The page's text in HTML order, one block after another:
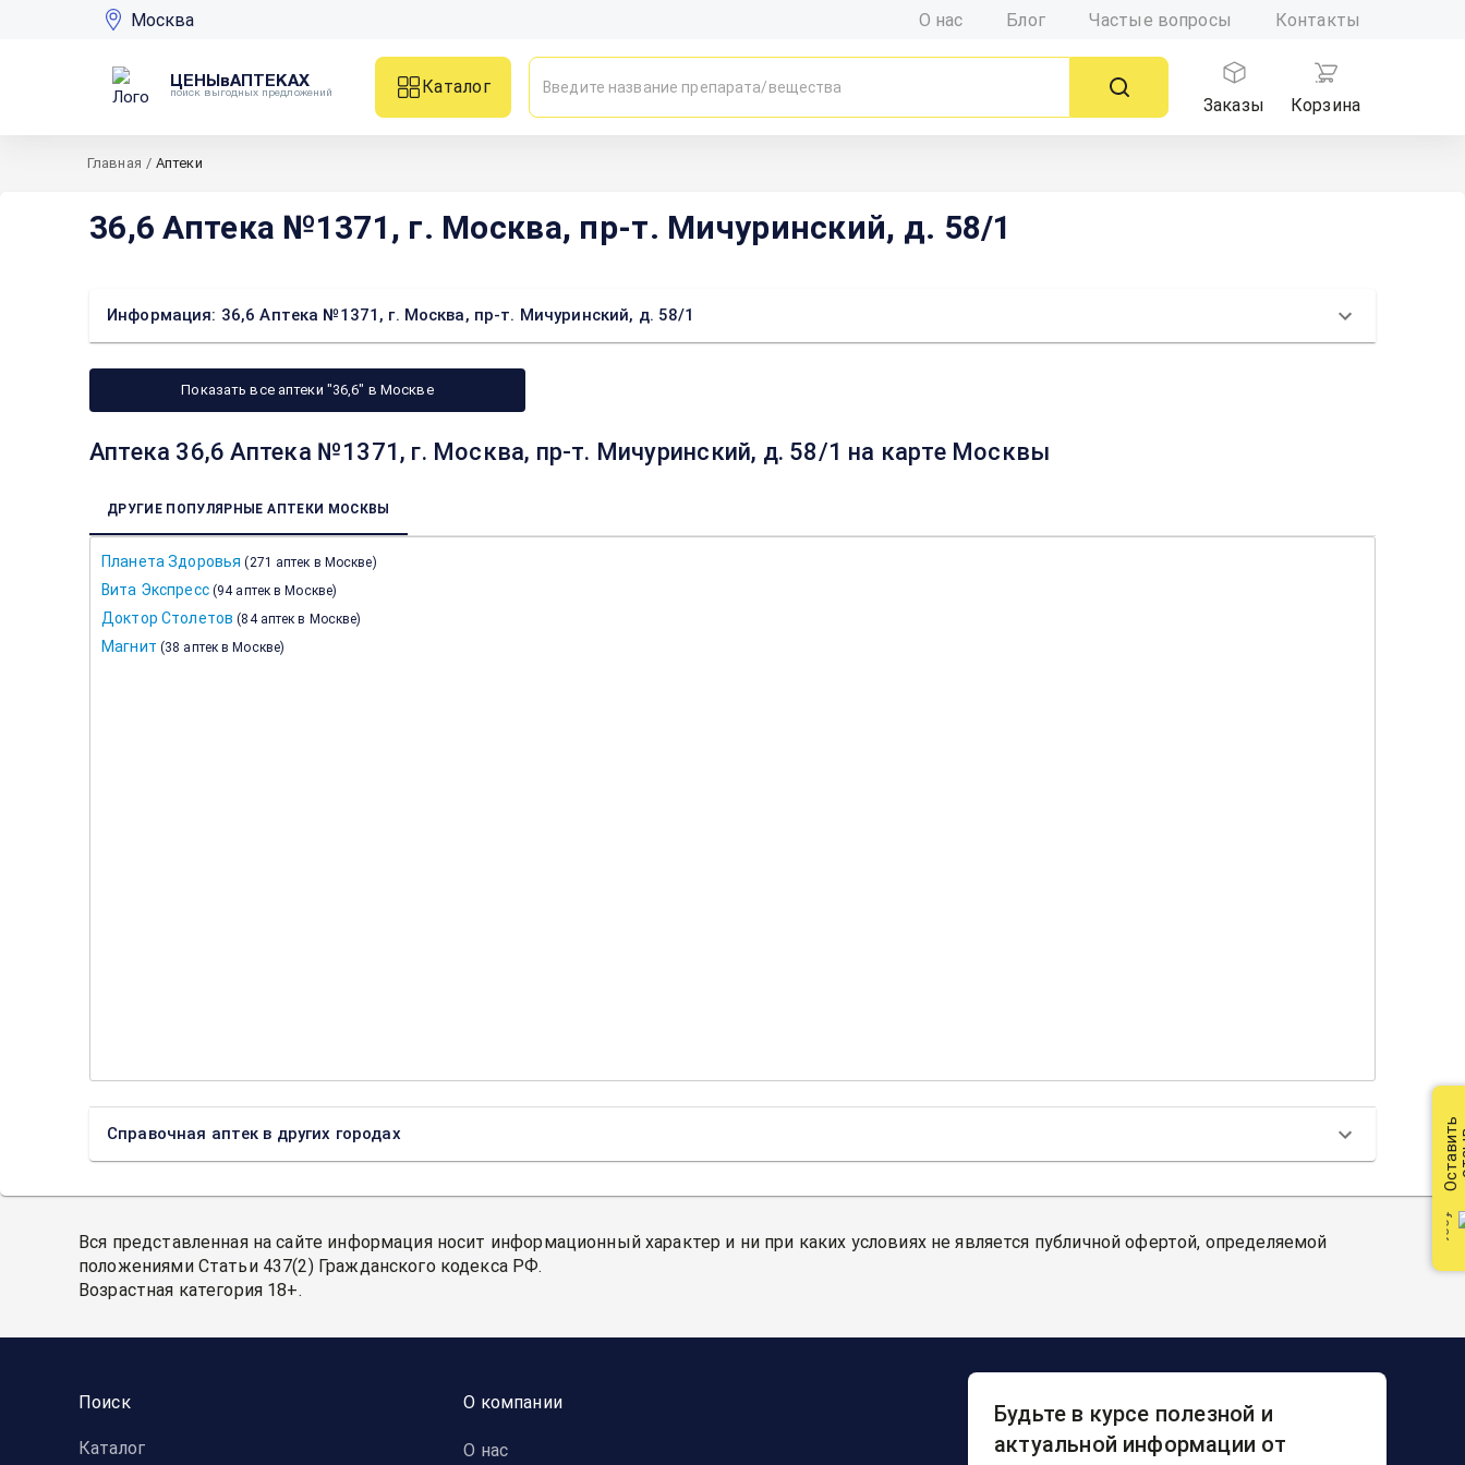
Москва О нас Блог Частые вопросы Контакты
ЦЕНЫвАПТЕКАХ
поиск выгодных предложений
Каталог
Заказы
Корзина
Главная / Аптеки
36,6 Аптека №1371, г. Москва, пр-т. Мичуринский, д. 58/1
Информация: 36,6 Аптека №1371, г. Москва, пр-т. Мичуринский, д. 58/1
Показать все аптеки "36,6" в Москве
Аптека 36,6 Аптека №1371, г. Москва, пр-т. Мичуринский, д. 58/1 на карте Москвы
ДРУГИЕ ПОПУЛЯРНЫЕ АПТЕКИ МОСКВЫ
Планета Здоровья (271 аптек в Москве)
Вита Экспресс (94 аптек в Москве)
Доктор Столетов (84 аптек в Москве)
Магнит (38 аптек в Москве)
Справочная аптек в других городах
Вся представленная на сайте информация носит информационный характер и ни при каких условиях не является публичной офертой, определяемой
положениями Статьи 437(2) Гражданского кодекса РФ.
Возрастная категория 18+.
Поиск
Каталог
О компании
О нас
Будьте в курсе полезной и
актуальной информации от
Оставить